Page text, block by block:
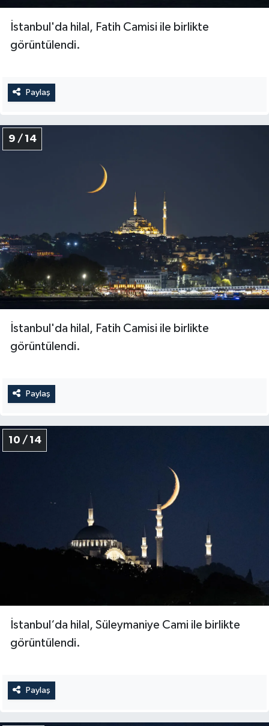
İstanbul'da hilal, Fatih Camisi ile birlikte
görüntülendi.
Paylaş
9 / 14
İstanbul'da hilal, Fatih Camisi ile birlikte
görüntülendi.
Paylaş
10 / 14
İstanbul‘da hilal, Süleymaniye Cami ile birlikte
görüntülendi.
Paylaş